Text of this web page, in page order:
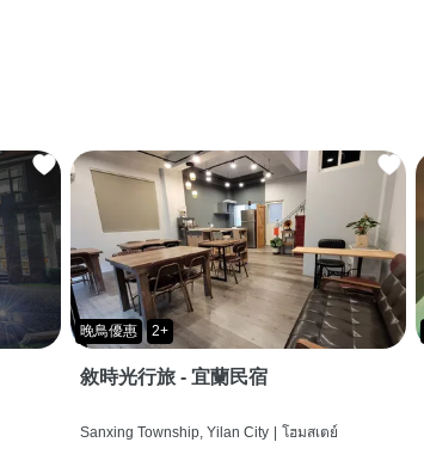
晚鳥優惠 2+
敘時光行旅 - 宜蘭民宿
Sanxing Township, Yilan City | โฮมสเตย์